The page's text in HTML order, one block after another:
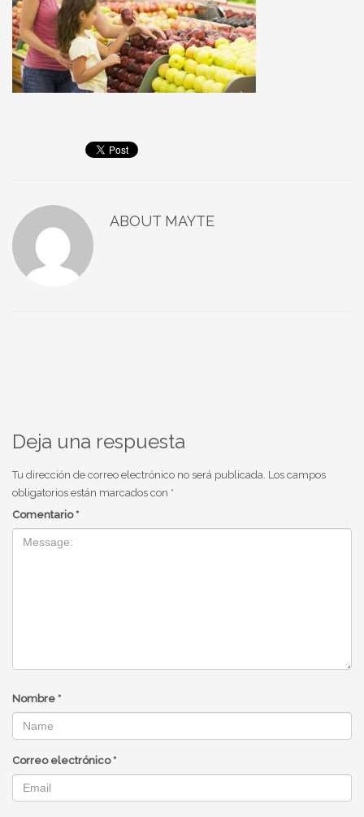
ABOUT MAYTE
Deja una respuesta
Tu dirección de correo electrónico no será publicada. Los campos
obligatorios están marcados con *
Comentario *
Nombre *
Correo electrónico *